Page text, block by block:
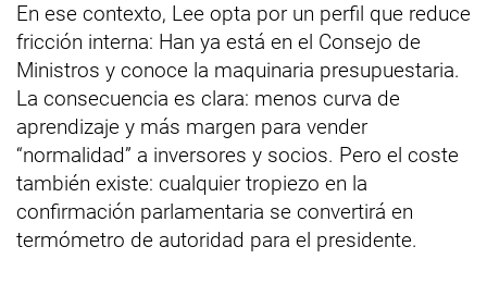
En ese contexto, Lee opta por un perfil que reduce
fricción interna: Han ya está en el Consejo de
Ministros y conoce la maquinaria presupuestaria.
La consecuencia es clara: menos curva de
aprendizaje y más margen para vender
“normalidad” a inversores y socios. Pero el coste
también existe: cualquier tropiezo en la
confirmación parlamentaria se convertirá en
termómetro de autoridad para el presidente.